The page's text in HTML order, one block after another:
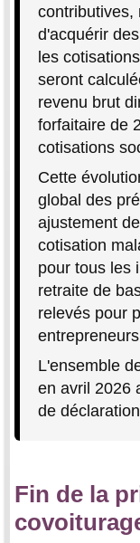
contributives,
d'acquérir
les
seront
revenu brut
forfaitaire de
cotisations
Cette
global des
ajustement
cotisation
pour tous les
retraite de
relevés pour
L'ensemble
en avril 2026
de
Fin de la